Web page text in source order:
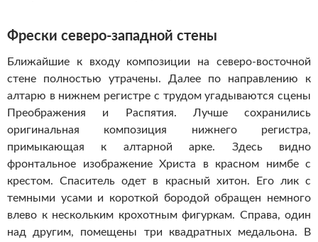
Фрески северо-западной стены
Ближайшие к входу композиции на северо-восточной
стене полностью утрачены. Далее по направлению к
алтарю в нижнем регистре с трудом угадываются сцены
Преображения и Распятия. Лучше сохранились
оригинальная композиция нижнего регистра,
примыкающая к алтарной арке. Здесь видно
фронтальное изображение Христа в красном нимбе с
крестом. Спаситель одет в красный хитон. Его лик с
темными усами и короткой бородой обращен немного
влево к нескольким крохотным фигуркам. Справа, один
над другим, помещены три квадратных медальона. В